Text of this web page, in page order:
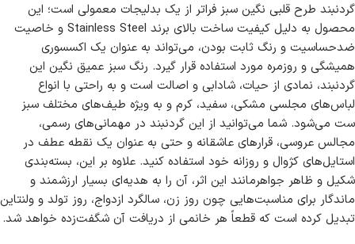
گردنبند طرح قلبی نگین سبز فراتر از یک بدلیجات معمولی است؛ این
محصول به دلیل کیفیت ساخت بالای برند Stainless Steel و خاصیت
ضدحساسیت و رنگ ثابت بودن، می‌تواند به عنوان یک اکسسوری
همیشگی و روزمره مورد استفاده قرار گیرد. رنگ سبز عمیق نگین این
گردنبند، نمادی از حیات، شادابی و اصالت است و به راحتی با انواع
لباس‌های مجلسی مشکی، سفید، کرم و به ویژه طیف‌های مختلف سبز
ست می‌شود. شما می‌توانید از این گردنبند در مهمانی‌های رسمی،
مجالس عروسی، قرارهای عاشقانه و حتی به عنوان یک نقطه عطف در
استایل‌های کژوال و روزانه خود استفاده کنید. علاوه بر این، بسته‌بندی
شکیل و ظاهر جواهرمانند این اثر، آن را به هدیه‌ای بسیار ارزشمند و
ماندگار برای مناسبت‌هایی چون روز زن، سالگرد ازدواج، روز تولد و ولنتاین
تبدیل کرده است که قطعاً هر خانمی از دریافت آن شگفت‌زده خواهد شد.